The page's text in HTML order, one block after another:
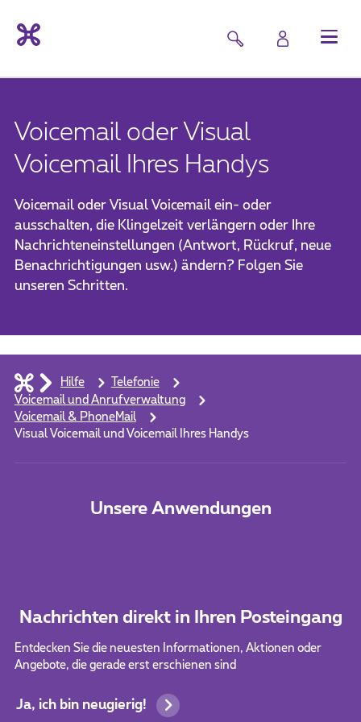
Voicemail oder Visual
Voicemail Ihres Handys
Voicemail oder Visual Voicemail ein- oder
ausschalten, die Klingelzeit verlängern oder Ihre
Nachrichteneinstellungen (Antwort, Rückruf, neue
Benachrichtigungen usw.) ändern? Folgen Sie
unseren Schritten.
Hilfe
Telefonie
Voicemail und Anrufverwaltung
Voicemail & PhoneMail
Visual Voicemail und Voicemail Ihres Handys
Unsere Anwendungen
Nachrichten direkt in Ihren Posteingang
Entdecken Sie die neuesten Informationen, Aktionen oder
Angebote, die gerade erst erschienen sind
Ja, ich bin neugierig!